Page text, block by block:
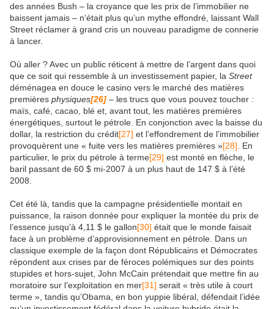
des années Bush – la croyance que les prix de l’immobilier ne
baissent jamais – n‘était plus qu’un mythe effondré, laissant Wall
Street réclamer à grand cris un nouveau paradigme de connerie
à lancer.
Où aller ? Avec un public réticent à mettre de l’argent dans quoi
que ce soit qui ressemble à un investissement papier, la Street
déménagea en douce le casino vers le marché des matières
premières physiques[26] – les trucs que vous pouvez toucher :
maïs, café, cacao, blé et, avant tout, les matières premières
énergétiques, surtout le pétrole. En conjonction avec la baisse du
dollar, la restriction du crédit[27] et l’effondrement de l’immobilier
provoquèrent une « fuite vers les matières premières »[28] . En
particulier, le prix du pétrole à terme[29] est monté en flèche, le
baril passant de 60 $ mi-2007 à un plus haut de 147 $ à l’été
2008.
Cet été là, tandis que la campagne présidentielle montait en
puissance, la raison donnée pour expliquer la montée du prix de
l’essence jusqu’à 4,11 $ le gallon[30] était que le monde faisait
face à un problème d’approvisionnement en pétrole. Dans un
classique exemple de la façon dont Républicains et Démocrates
répondent aux crises par de féroces polémiques sur des points
stupides et hors-sujet, John McCain prétendait que mettre fin au
moratoire sur l’exploitation en mer[31] serait « très utile à court
terme », tandis qu’Obama, en bon yuppie libéral, défendait l’idée